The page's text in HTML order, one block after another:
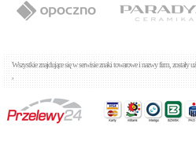
Wszystkie znajdujące się w serwisie znaki towarowe i nazwy firm,